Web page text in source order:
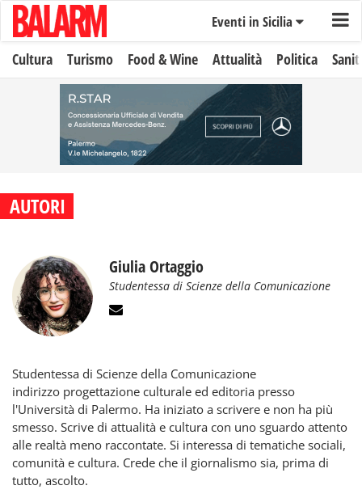
Eventi in Sicilia
Cultura Turismo Food & Wine Attualità Politica
AUTORI
Giulia Ortaggio
Studentessa di Scienze della Comunicazione
Studentessa di Scienze della Comunicazione
indirizzo progettazione culturale ed editoria presso
l'Università di Palermo. Ha iniziato a scrivere e non ha più
smesso. Scrive di attualità e cultura con uno sguardo attento
alle realtà meno raccontate. Si interessa di tematiche sociali,
comunità e cultura. Crede che il giornalismo sia, prima di
tutto, ascolto.